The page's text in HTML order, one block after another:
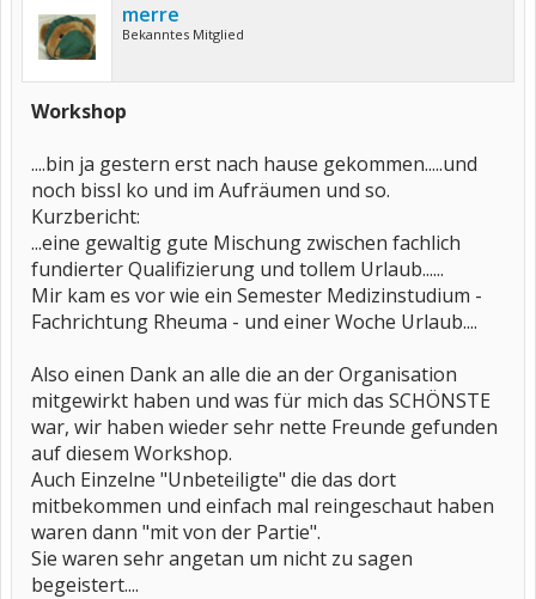
merre
Bekanntes Mitglied
Workshop
....bin ja gestern erst nach hause gekommen.....und
noch bissl ko und im Aufräumen und so.
Kurzbericht:
...eine gewaltig gute Mischung zwischen fachlich
fundierter Qualifizierung und tollem Urlaub......
Mir kam es vor wie ein Semester Medizinstudium -
Fachrichtung Rheuma - und einer Woche Urlaub....
Also einen Dank an alle die an der Organisation
mitgewirkt haben und was für mich das SCHÖNSTE
war, wir haben wieder sehr nette Freunde gefunden
auf diesem Workshop.
Auch Einzelne "Unbeteiligte" die das dort
mitbekommen und einfach mal reingeschaut haben
waren dann "mit von der Partie".
Sie waren sehr angetan um nicht zu sagen
begeistert....